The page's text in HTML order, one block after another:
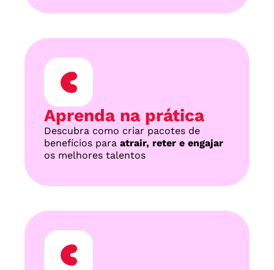
Aprenda na prática
Descubra como criar pacotes de
benefícios para atrair, reter e engajar
os melhores talentos